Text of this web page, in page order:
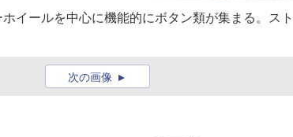
イールを中心に機能的にボタン類が集まる。ス
次の画像